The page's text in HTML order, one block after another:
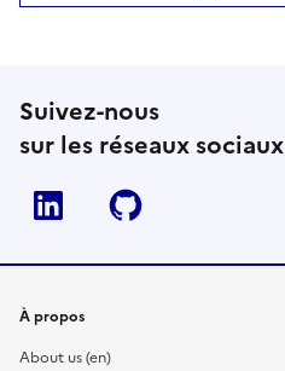
Suivez-nous
sur les réseaux sociaux
Linkedin
À propos
About us (en)